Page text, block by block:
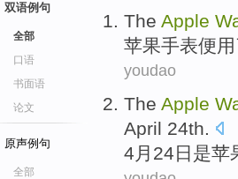
双语例句
全部
口语
书面语
论文
原声例句
全部
The Apple
苹果手表便
youdao
The Apple
April 24th.
4月 24 日是苹